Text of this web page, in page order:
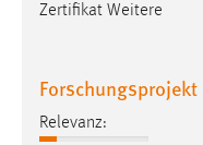
Zertifikat Weitere
Forschungsprojekt
Relevanz: